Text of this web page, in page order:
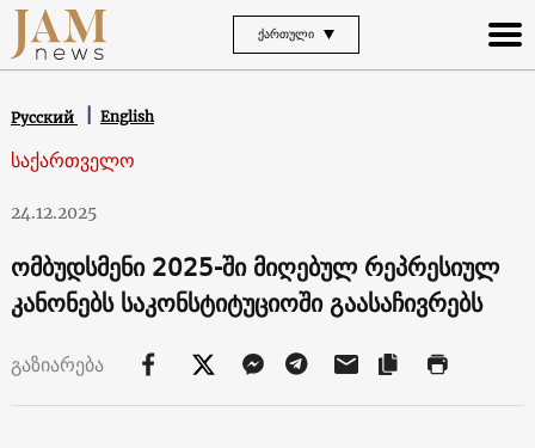
ᲥᲐᲠᲗᲣᲚᲘ
Русский English
საქართველო
24.12.2025
ომბუდსმენი 2025-ში მიღებულ რეპრესიულ
კანონებს საკონსტიტუციოში გაასაჩივრებს
გაზიარება